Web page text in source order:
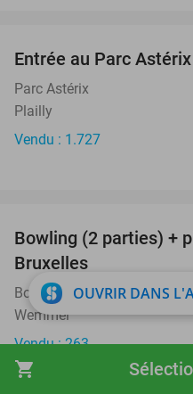
shopping_cart
Entrée au Parc Astérix
Parc Astérix
Plailly
Vendu : 1.727
Bowling (2 parties) +
Bruxelles
Bowling Stones Wemmel &
Wemmel
Vendu : 263
OUVRIR DANS